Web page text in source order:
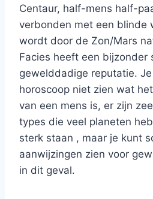
Centaur, half-mens half-
verbonden met een blinde
wordt door de Zon/Mars
Facies heeft een bijzonder
gewelddadige reputatie.
horoscoop niet zien wat
van een mens is, er zijn
types die veel planeten
sterk staan , maar je kunt
aanwijzingen zien voor
in dit geval.